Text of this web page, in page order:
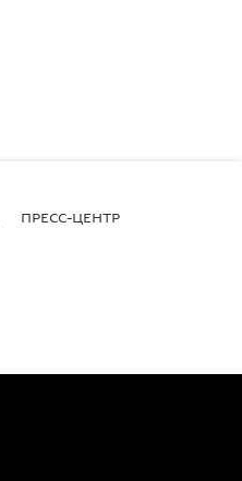
ПРЕСС-ЦЕНТР